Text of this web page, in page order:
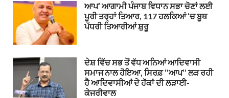
ਆਪ’ ਆਗਾਮੀ ਪੰਜਾਬ ਵਿਧਾਨ ਸਭਾ ਚੋਣਾਂ ਲਈ
ਪੂਰੀ ਤਰ੍ਹਾਂ ਤਿਆਰ, 117 ਹਲਕਿਆਂ ‘ਚ ਬੂਥ
ਪੱਧਰੀ ਤਿਆਰੀਆਂ ਸ਼ੁਰੂ
ਦੇਸ਼ ਵਿੱਚ ਸਭ ਤੋਂ ਵੱਧ ਅਨਿਆਂ ਆਦਿਵਾਸੀ
ਸਮਾਜ ਨਾਲ ਹੋਇਆ, ਸਿਰਫ਼ ‘‘ਆਪ’’ ਲੜ ਰਹੀ
ਹੈ ਆਦਿਵਾਸੀਆਂ ਦੇ ਹੱਕਾਂ ਦੀ ਲੜਾਈ-
ਕੇਜਰੀਵਾਲ